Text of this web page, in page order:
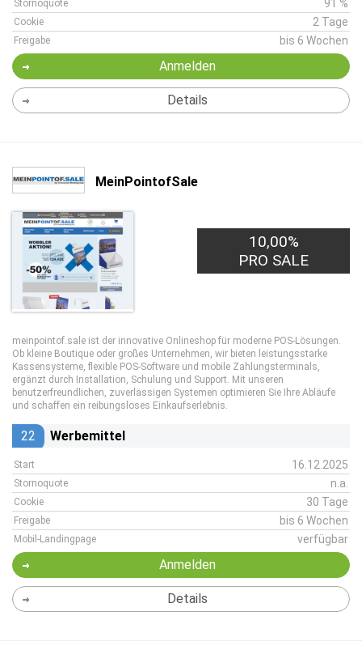
Stornoquote 91 %
Cookie 2 Tage
Freigabe bis 6 Wochen
Anmelden
Details
MeinPointofSale
10,00%
PRO SALE
meinpointof.sale ist der innovative Onlineshop für moderne POS-Lösungen.
Ob kleine Boutique oder großes Unternehmen, wir bieten leistungsstarke
Kassensysteme, flexible POS-Software und mobile Zahlungsterminals,
ergänzt durch Installation, Schulung und Support. Mit unseren
benutzerfreundlichen, zuverlässigen Systemen optimieren Sie Ihre Abläufe
und schaffen ein reibungsloses Einkaufserlebnis.
22 Werbemittel
Start 16.12.2025
Stornoquote n.a.
Cookie 30 Tage
Freigabe bis 6 Wochen
Mobil-Landingpage verfügbar
Anmelden
Details